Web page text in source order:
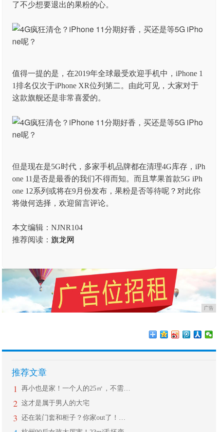
了不少想要退出的果粉的心。
值得一提的是，在2019年全球最受欢迎手机中，iPhone 1
1排名仅次于iPhone XR位列第二。由此可见，大家对于
这款旗舰还是非常喜爱的。
但是现在是5G时代，多家手机品牌都在清理4G库存，iPh
one 11是否是最香的我们不得而知。而且苹果首款5G iPh
one 12系列或将在9月份发布，果粉是否等待呢？对此你
将做何选择，欢迎留言评论。
本文编辑：NJNR104
推荐阅读：旗龙网
广告
推荐文章
1 再小也是家！一个人的25㎡，不需要太
2 这才是属于男人的大宅
3 还在装门套和柜子？你家out了！现在